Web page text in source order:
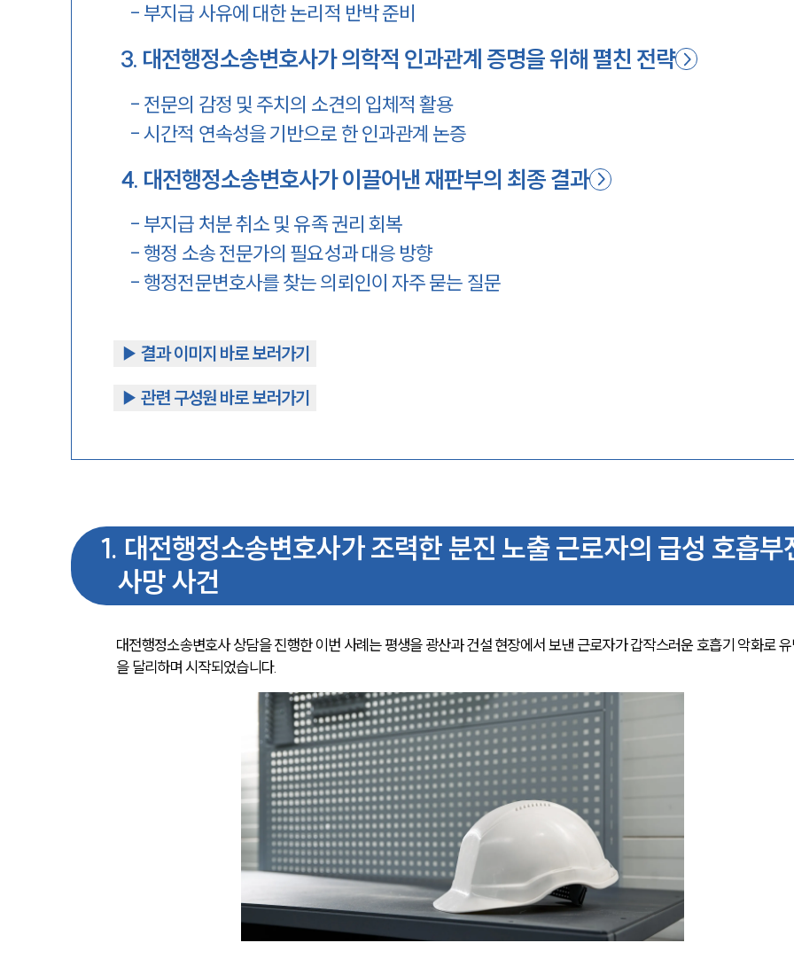
- 부지급 사유에 대한 논리적 반박 준비
3. 대전행정소송변호사가 의학적 인과관계 증명을 위해 펼친 전략
- 전문의 감정 및 주치의 소견의 입체적 활용
-시간적 연속성을 기반으로 한 인과관계 논증
4. 대전행정소송변호사가 이끌어낸 재판부의 최종 결과
- 부지급 처분 취소 및 유족 권리 회복
-행정 소송 전문가의 필요성과 대응 방향
-행정전문변호사를 찾는 의뢰인이 자주 묻는 질문
▶︎ 결과 이미지 바로 보러가기
▶︎ 관련 구성원 바로 보러가기
1. 대전행정소송변호사가 조력한 분진 노출 근로자의 급성 호흡부
사망 사건
대전행정소송변호사 상담을 진행한 이번 사례는 평생을 광산과 건설 현장에서 보낸 근로자가 갑작스러운 호흡기 악화로
을 달리하며 시작되었습니다.